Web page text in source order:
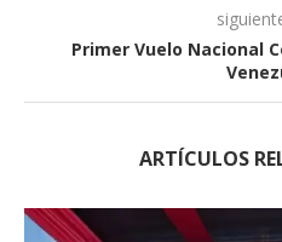
Primer Vuelo Nacional
ARTÍCULOS